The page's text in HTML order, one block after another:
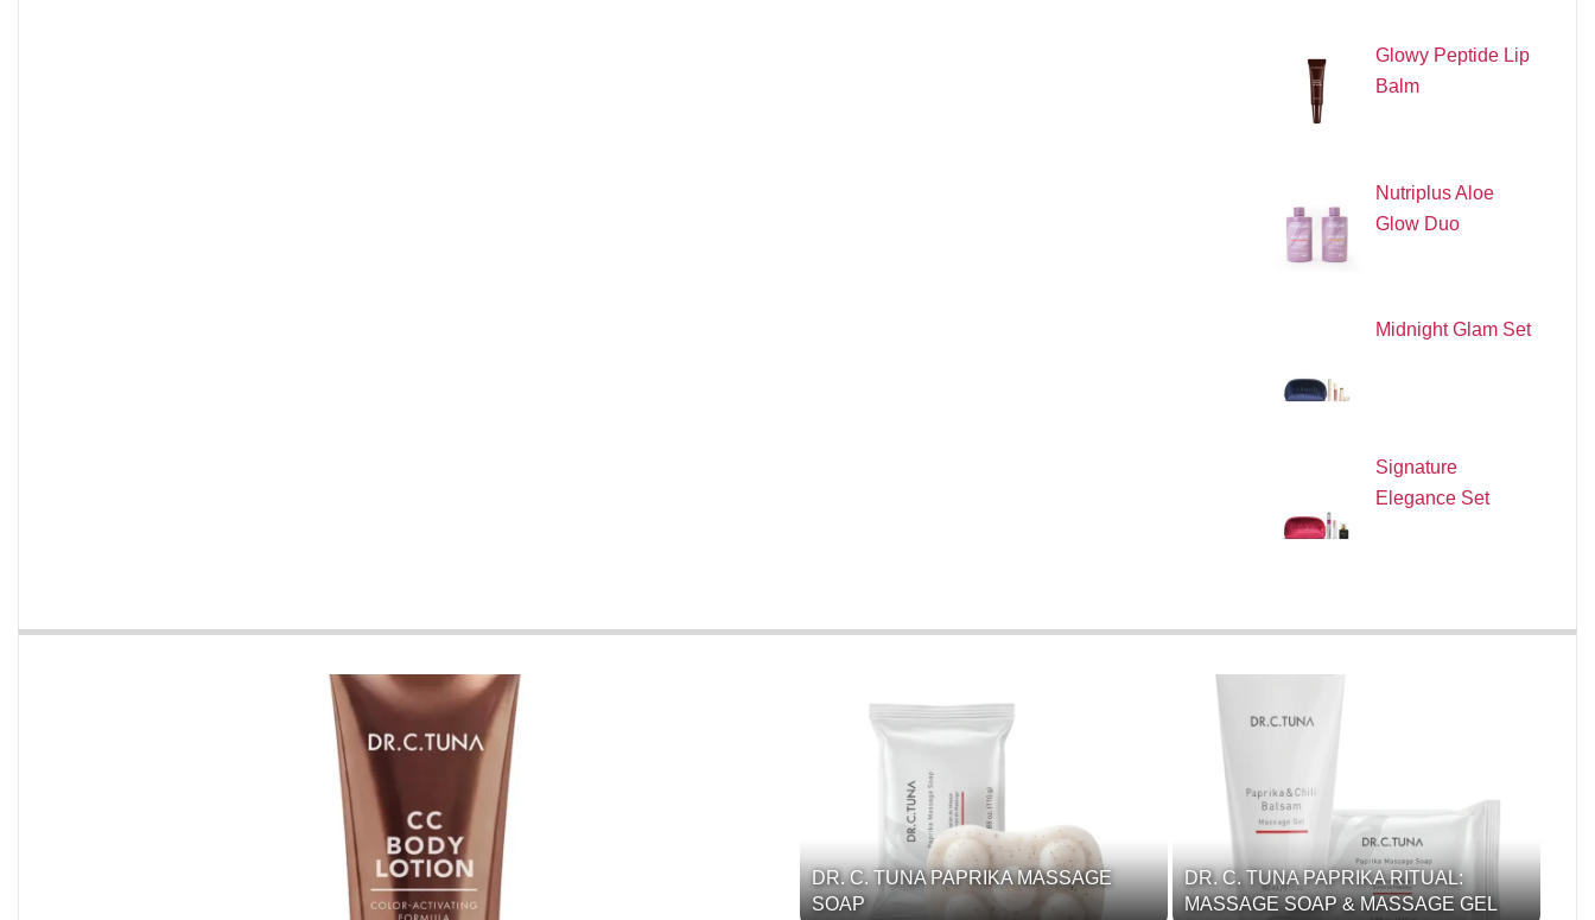
Glowy Peptide Lip
Balm
Nutriplus Aloe
Glow Duo
Midnight Glam Set
Signature
Elegance Set
DR. C. TUNA PAPRIKA MASSAGE
SOAP
DR. C. TUNA PAPRIKA RITUAL:
MASSAGE SOAP & MASSAGE GEL